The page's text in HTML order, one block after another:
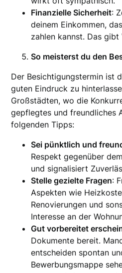
Finanzielle Sicherheit:
deinem Einkommen,
zahlen kannst. Das
So meisterst du den
Der Besichtigungstermin ist
guten Eindruck zu
Großstädten, wo die
gepflegtes und freundliches
folgenden Tipps:
Sei pünktlich und
Respekt gegenüber
und signalisiert
Stelle gezielte Fragen:
Aspekten wie
Renovierungen und
Interesse an der
Gut vorbereitet
Dokumente bereit.
entscheiden spontan
Bewerbungsmappe